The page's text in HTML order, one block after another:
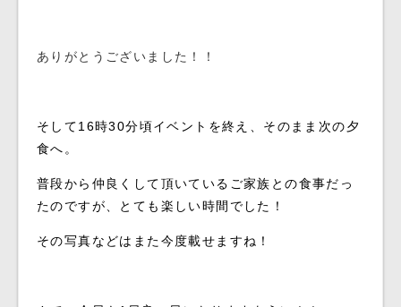
ありがとうございました！！
そして16時30分頃イベントを終え、そのまま次の夕
食へ。
普段から仲良くして頂いているご家族との食事だっ
たのですが、とても楽しい時間でした！
その写真などはまた今度載せますね！